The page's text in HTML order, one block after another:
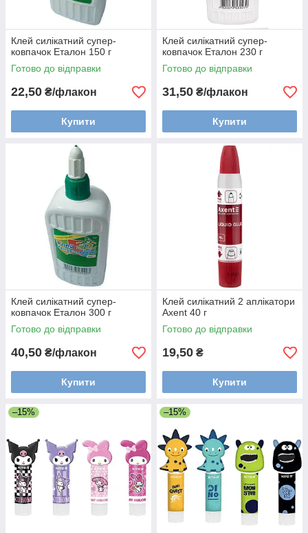
Клей силікатний супер-
ковпачок Еталон 150 г
Готово до відправки
22,50 ₴/флакон
Купити
Клей силікатний супер-
ковпачок Еталон 230 г
Готово до відправки
31,50 ₴/флакон
Купити
Клей силікатний супер-
ковпачок Еталон 300 г
Готово до відправки
40,50 ₴/флакон
Купити
Клей силікатний 2 аплікатори
Axent 40 г
Готово до відправки
19,50 ₴
Купити
–15% –15%